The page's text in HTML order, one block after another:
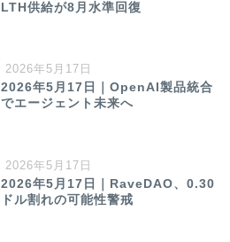
LTH供給が8月水準回復
2026年5月17日
2026年5月17日｜OpenAI製品統合
でエージェント未来へ
2026年5月17日
2026年5月17日｜RaveDAO、0.30
ドル割れの可能性警戒